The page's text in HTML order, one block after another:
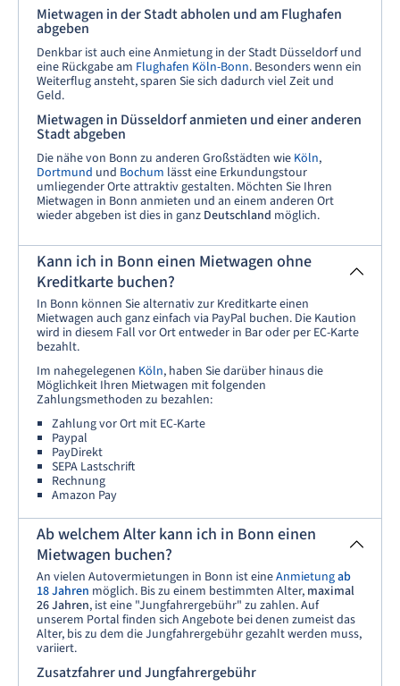
Mietwagen in der Stadt abholen und am Flughafen
abgeben
Denkbar ist auch eine Anmietung in der Stadt Düsseldorf und
eine Rückgabe am Flughafen Köln-Bonn. Besonders wenn ein
Weiterflug ansteht, sparen Sie sich dadurch viel Zeit und
Geld.
Mietwagen in Düsseldorf anmieten und einer anderen
Stadt abgeben
Die nähe von Bonn zu anderen Großstädten wie Köln,
Dortmund und Bochum lässt eine Erkundungstour
umliegender Orte attraktiv gestalten. Möchten Sie Ihren
Mietwagen in Bonn anmieten und an einem anderen Ort
wieder abgeben ist dies in ganz Deutschland möglich.
Kann ich in Bonn einen Mietwagen ohne
Kreditkarte buchen?
In Bonn können Sie alternativ zur Kreditkarte einen
Mietwagen auch ganz einfach via PayPal buchen. Die Kaution
wird in diesem Fall vor Ort entweder in Bar oder per EC-Karte
bezahlt.
Im nahegelegenen Köln, haben Sie darüber hinaus die
Möglichkeit Ihren Mietwagen mit folgenden
Zahlungsmethoden zu bezahlen:
Zahlung vor Ort mit EC-Karte
Paypal
PayDirekt
SEPA Lastschrift
Rechnung
Amazon Pay
Ab welchem Alter kann ich in Bonn einen
Mietwagen buchen?
An vielen Autovermietungen in Bonn ist eineAnmietungab
18 Jahren möglich. Bis zu einem bestimmten Alter, maximal
26 Jahren, ist eine "Jungfahrergebühr" zu zahlen. Auf
unserem Portal finden sich Angebote bei denen zumeist das
Alter, bis zu dem die Jungfahrergebühr gezahlt werden muss,
variiert.
Zusatzfahrer und Jungfahrergebühr